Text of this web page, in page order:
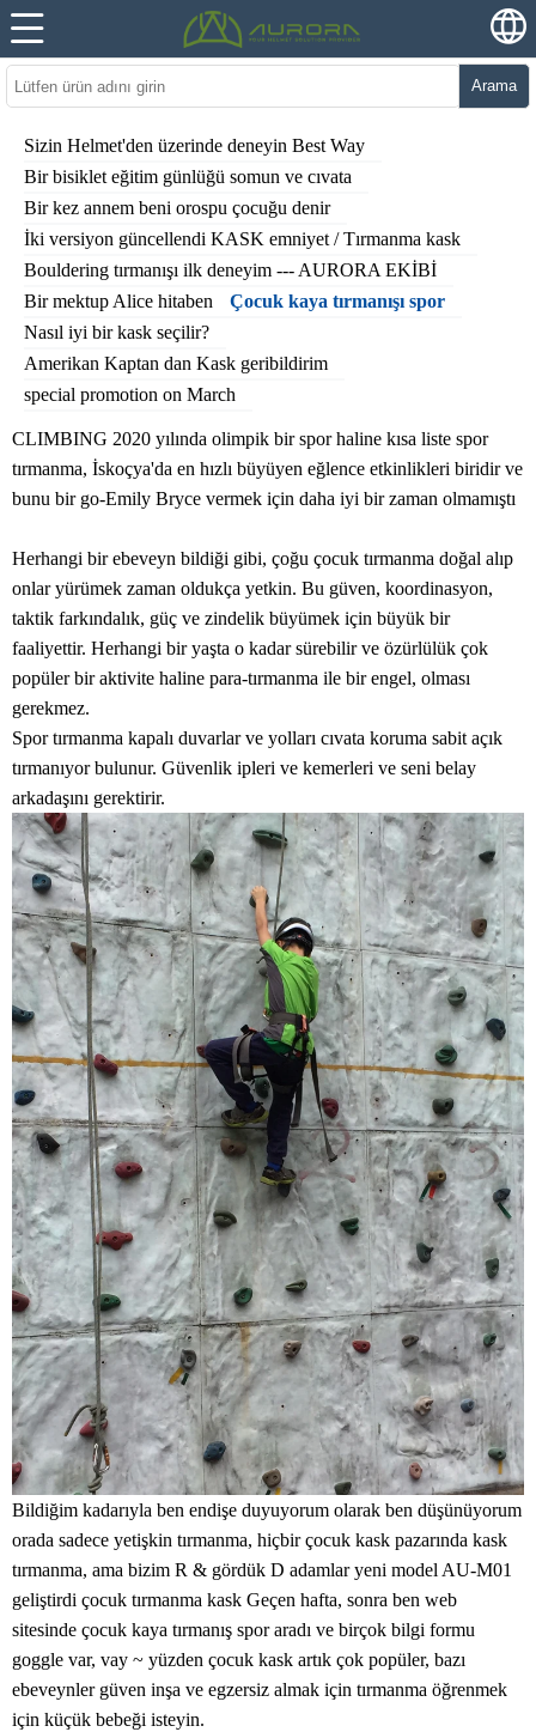
Arama
Sizin Helmet'den üzerinde deneyin Best Way
Bir bisiklet eğitim günlüğü somun ve cıvata
Bir kez annem beni orospu çocuğu denir
İki versiyon güncellendi KASK emniyet / Tırmanma kask
Bouldering tırmanışı ilk deneyim --- AURORA EKİBİ
Bir mektup Alice hitaben
Çocuk kaya tırmanışı spor
Nasıl iyi bir kask seçilir?
Amerikan Kaptan dan Kask geribildirim
special promotion on March
CLIMBING 2020 yılında olimpik bir spor haline kısa liste spor
tırmanma, İskoçya'da en hızlı büyüyen eğlence etkinlikleri biridir ve
bunu bir go-Emily Bryce vermek için daha iyi bir zaman olmamıştı
Herhangi bir ebeveyn bildiği gibi, çoğu çocuk tırmanma doğal alıp
onlar yürümek zaman oldukça yetkin. Bu güven, koordinasyon,
taktik farkındalık, güç ve zindelik büyümek için büyük bir
faaliyettir. Herhangi bir yaşta o kadar sürebilir ve özürlülük çok
popüler bir aktivite haline para-tırmanma ile bir engel, olması
gerekmez.
Spor tırmanma kapalı duvarlar ve yolları cıvata koruma sabit açık
tırmanıyor bulunur. Güvenlik ipleri ve kemerleri ve seni belay
arkadaşını gerektirir.
Bildiğim kadarıyla ben endişe duyuyorum olarak ben düşünüyorum
orada sadece yetişkin tırmanma, hiçbir çocuk kask pazarında kask
tırmanma, ama bizim R & gördük D adamlar yeni model AU-M01
geliştirdi çocuk tırmanma kask Geçen hafta, sonra ben web
sitesinde çocuk kaya tırmanış spor aradı ve birçok bilgi formu
goggle var, vay ~ yüzden çocuk kask artık çok popüler, bazı
ebeveynler güven inşa ve egzersiz almak için tırmanma öğrenmek
için küçük bebeği isteyin.